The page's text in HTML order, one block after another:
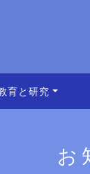
育と研究
お